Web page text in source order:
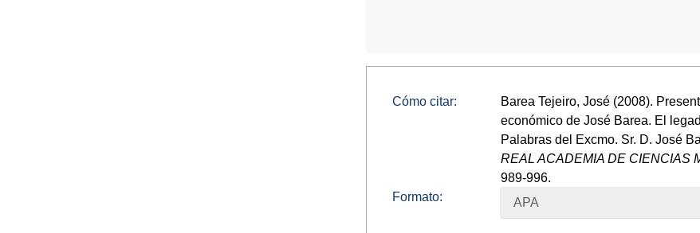
Cómo citar:
Barea Tejeiro, José (2008).
económico de José Barea. El
Palabras del Excmo. Sr. D. José
REAL ACADEMIA DE CIENCIAS
989-996.
Formato:
APA